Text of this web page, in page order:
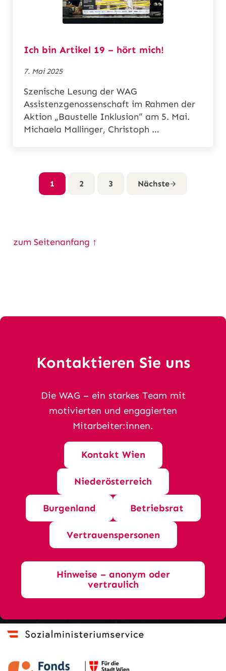
Ich bin Artikel 19 – hört mich!
7. Mai 2025
Szenische Lesung der WAG
Assistenzgenossenschaft im Rahmen der
Aktion „Baustelle Inklusion“ am 5. Mai.
Michaela Mallinger, Christoph …
Seite
1 Seite
2 Seite
3 Nächste
zum Seitenanfang ↑
Kontaktieren Sie uns
Die WAG – ein starkes Team mit
motivierten und engagierten
Mitarbeiter:innen.
Kontakt Wien
Niederösterreich
Burgenland Betriebsrat
Vertrauenspersonen
Hinweise – anonym oder
vertraulich